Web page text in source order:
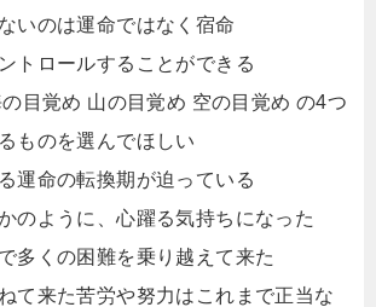
いのは運命ではなく宿命
トロールすることができる
目覚め 山の目覚め 空の目覚め の4つ
ものを選んでほしい
運命の転換期が迫っている
のように、心躍る気持ちになった
多くの困難を乗り越えて来た
て来た苦労や努力はこれまで正当な